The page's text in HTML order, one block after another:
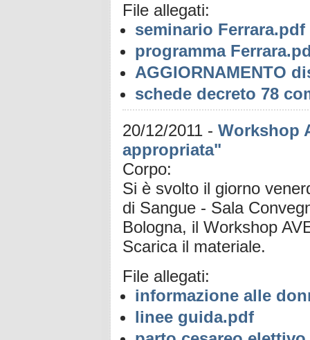
File allegati:
seminario Ferrara.pdf
programma
AGGIORNAMENTO
schede decreto 78
20/12/2011 - Workshop
appropriata"
Corpo:
Si è svolto il giorno
di Sangue - Sala
Bologna, il Workshop
Scarica il materiale.
File allegati:
informazione alle
linee guida.pdf